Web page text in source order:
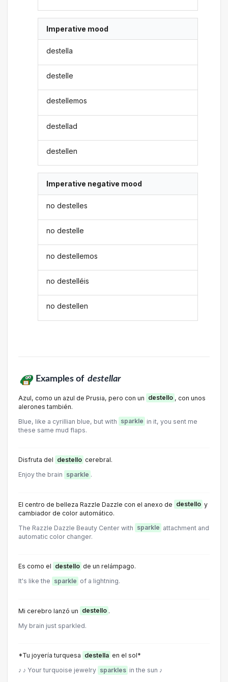
Imperative mood
destella
destelle
destellemos
destellad
destellen
Imperative negative mood
no destelles
no destelle
no destellemos
no destelléis
no destellen
Examples of destellar
Azul, como un azul de Prusia, pero con un destello , con unos
alerones también.
Blue, like a cyrillian blue, but with sparkle in it, you sent me
these same mud flaps.
Disfruta del destello cerebral.
Enjoy the brain sparkle .
El centro de belleza Razzle Dazzle con el anexo de destello y
cambiador de color automático.
The Razzle Dazzle Beauty Center with sparkle attachment and
automatic color changer.
Es como el destello de un relámpago.
It's like the sparkle of a lightning.
Mi cerebro lanzó un destello .
My brain just sparkled.
*Tu joyería turquesa destella en el sol*
♪ ♪ Your turquoise jewelry sparkles in the sun ♪